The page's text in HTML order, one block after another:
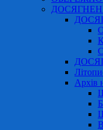
Архів